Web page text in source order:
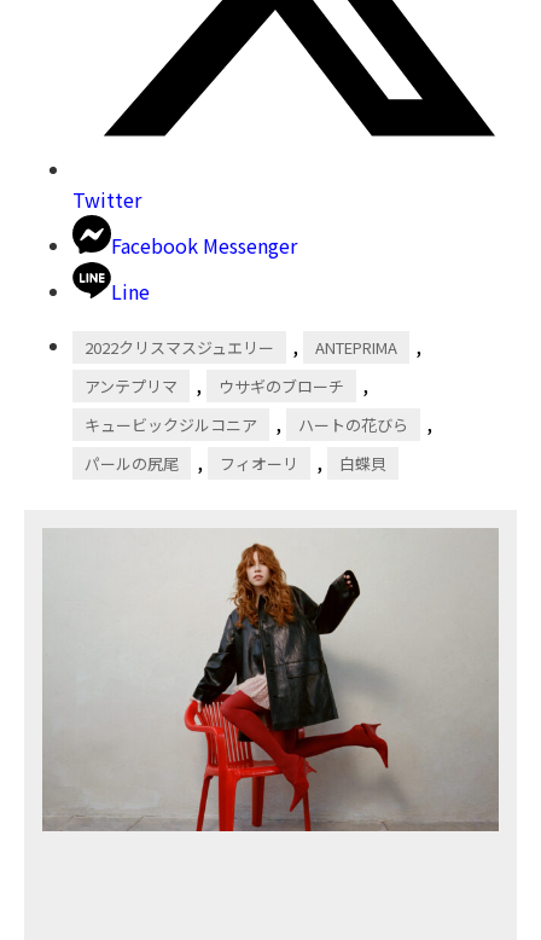
Twitter
Facebook Messenger
Line
2022クリスマスジュエリー , ANTEPRIMA ,
アンテプリマ , ウサギのブローチ ,
キュービックジルコニア , ハートの花びら ,
パールの尻尾 , フィオーリ , 白蝶貝